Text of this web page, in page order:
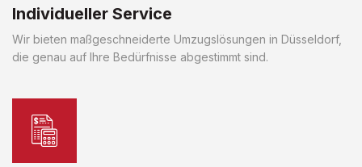
Individueller Service
Wir bieten maßgeschneiderte Umzugslösungen in Düsseldorf,
die genau auf Ihre Bedürfnisse abgestimmt sind.